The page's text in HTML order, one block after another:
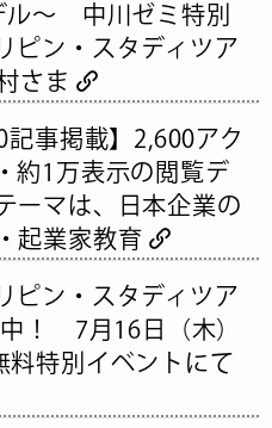
ル〜 中川ゼミ特別
ピン・スタディツア
さま
記事掲載】2,600アク
約1万表示の閲覧デ
マは、日本企業の
起業家教育
ピン・スタディツア
！ 7月16日（木）
特別イベントにて